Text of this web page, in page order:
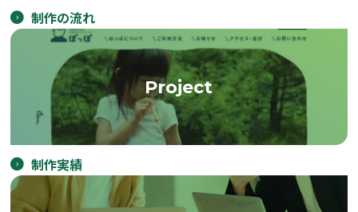
制作の流れ
Project
制作実績